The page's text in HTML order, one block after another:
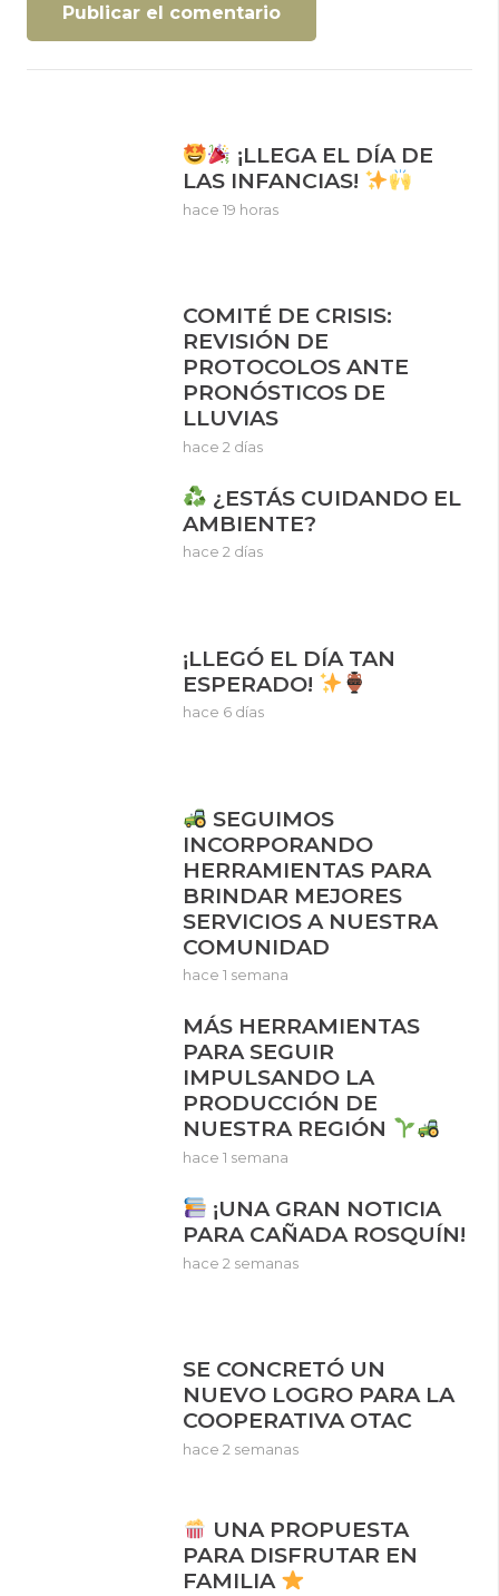
Publicar el comentario
¡LLEGA EL DÍA DE
LAS INFANCIAS!
hace 19 horas
COMITÉ DE CRISIS:
REVISIÓN DE
PROTOCOLOS ANTE
PRONÓSTICOS DE
LLUVIAS
hace 2 días
¿ESTÁS CUIDANDO EL
AMBIENTE?
hace 2 días
¡LLEGÓ EL DÍA TAN
ESPERADO!
hace 6 días
SEGUIMOS
INCORPORANDO
HERRAMIENTAS PARA
BRINDAR MEJORES
SERVICIOS A NUESTRA
COMUNIDAD
hace 1 semana
MÁS HERRAMIENTAS
PARA SEGUIR
IMPULSANDO LA
PRODUCCIÓN DE
NUESTRA REGIÓN
hace 1 semana
¡UNA GRAN NOTICIA
PARA CAÑADA ROSQUÍN!
hace 2 semanas
SE CONCRETÓ UN
NUEVO LOGRO PARA LA
COOPERATIVA OTAC
hace 2 semanas
UNA PROPUESTA
PARA DISFRUTAR EN
FAMILIA